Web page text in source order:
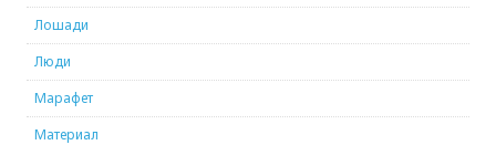
Лошади
Люди
Марафет
Материал